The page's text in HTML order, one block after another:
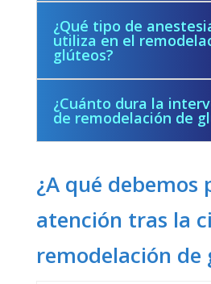
¿Qué tipo de
utiliza en el
glúteos?
¿Cuánto dura la
de remodelación de
¿A qué debemos
atención tras la
remodelación de